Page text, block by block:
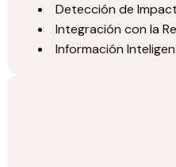
Detección de
Integración con la
Información